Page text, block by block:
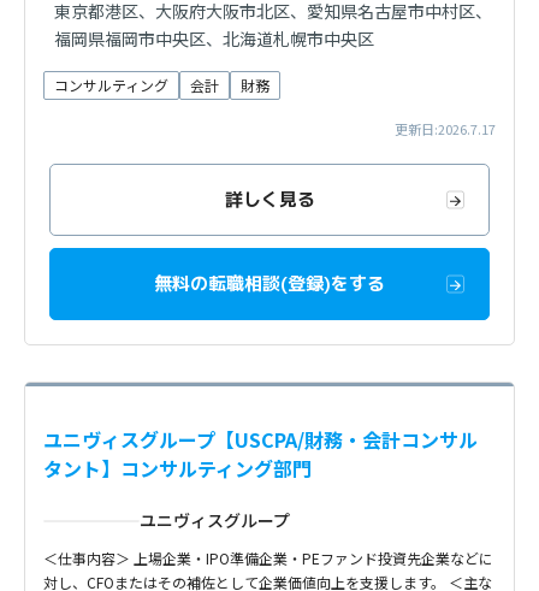
東京都港区、大阪府大阪市北区、愛知県名古屋市中村区、
福岡県福岡市中央区、北海道札幌市中央区
コンサルティング 会計 財務
更新日:2026.7.17
詳しく見る
無料の転職相談(登録)をする
ユニヴィスグループ【USCPA/財務・会計コンサル
タント】コンサルティング部門
ユニヴィスグループ
＜仕事内容＞ 上場企業・IPO準備企業・PEファンド投資先企業などに
対し、CFOまたはその補佐として企業価値向上を支援します。 ＜主な